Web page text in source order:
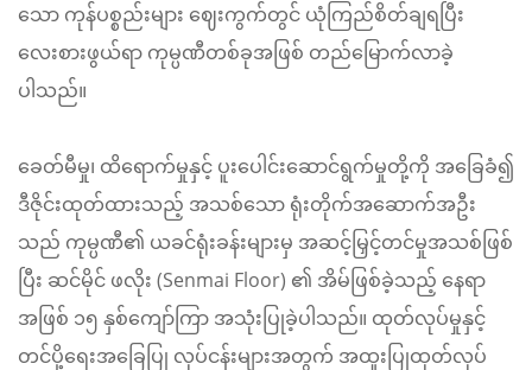
သော ကုန်ပစ္စည်းများ ဈေးကွက်တွင် ယုံကြည်စိတ်ချရပြီး
လေးစားဖွယ်ရာ ကုမ္ပဏီတစ်ခုအဖြစ် တည်မြောက်လာခဲ့
ပါသည်။
ခေတ်မီမှု၊ ထိရောက်မှုနှင့် ပူးပေါင်းဆောင်ရွက်မှုတို့ကို အခြေခံ၍
ဒီဇိုင်းထုတ်ထားသည့် အသစ်သော ရုံးတိုက်အဆောက်အဦး
သည် ကုမ္ပဏီ၏ ယခင်ရုံးခန်းများမှ အဆင့်မြှင့်တင်မှုအသစ်ဖြစ်
ပြီး ဆင်မိုင် ဖလိုး (Senmai Floor) ၏ အိမ်ဖြစ်ခဲ့သည့် နေရာ
အဖြစ် ၁၅ နှစ်ကျော်ကြာ အသုံးပြုခဲ့ပါသည်။ ထုတ်လုပ်မှုနှင့်
တင်ပို့ရေးအခြေပြု လုပ်ငန်းများအတွက် အထူးပြုထုတ်လုပ်